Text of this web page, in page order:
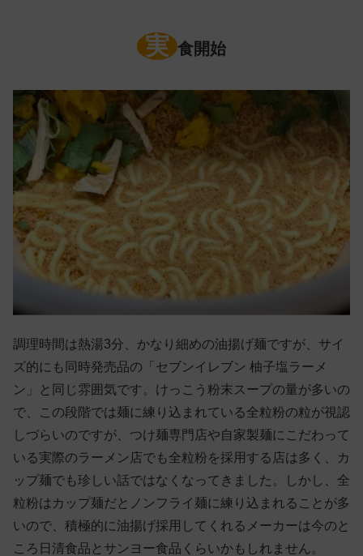
実 食開始
調理時間は熱湯3分、かなり細めの油揚げ麺ですが、サイ
ズ的にも同時発売品の「セブンイレブン 柚子塩ラーメ
ン」と同じ雰囲気です。けっこう粉末スープの量が多いの
で、この段階では麺に練り込まれている全粒粉の粒が視認
しづらいのですが、つけ麺専門店や自家製麺にこだわって
いる実際のラーメン店でも全粒粉を採用する店は多く、カ
ップ麺でも珍しい話ではなくなってきました。しかし、全
粒粉はカップ麺だとノンフライ麺に練り込まれることが多
いので、積極的に油揚げ採用してくれるメーカーは今のと
ころ日清食品とサンヨー食品くらいかもしれません。